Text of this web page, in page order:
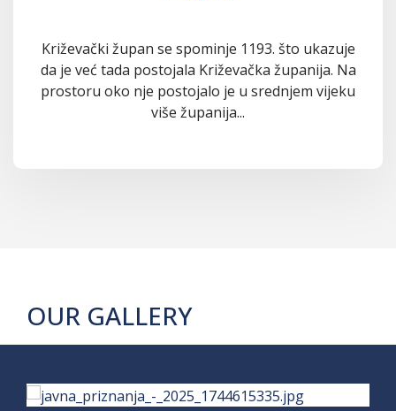
Križevački župan se spominje 1193. što ukazuje
da je već tada postojala Križevačka županija. Na
prostoru oko nje postojalo je u srednjem vijeku
više županija...
OUR GALLERY